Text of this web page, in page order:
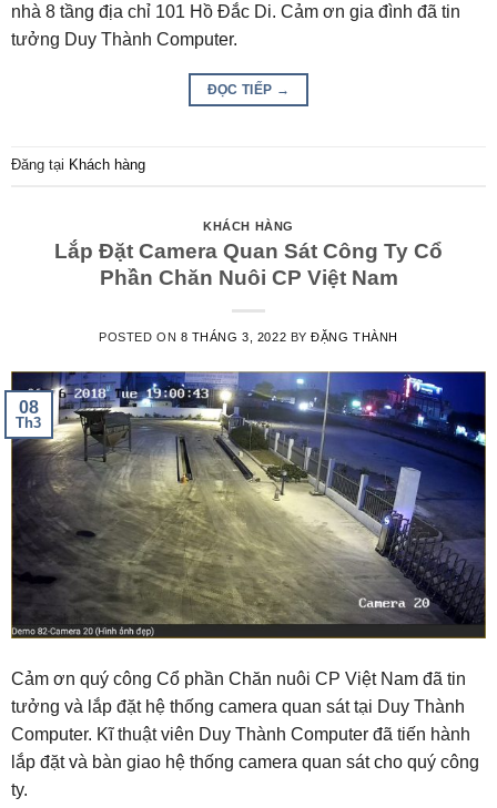
nhà 8 tầng địa chỉ 101 Hồ Đắc Di. Cảm ơn gia đình đã tin
tưởng Duy Thành Computer.
ĐỌC TIẾP →
Đăng tại Khách hàng
KHÁCH HÀNG
Lắp Đặt Camera Quan Sát Công Ty Cổ
Phần Chăn Nuôi CP Việt Nam
POSTED ON 8 THÁNG 3, 2022 BYĐẶNG THÀNH
08
Th3
Cảm ơn quý công Cổ phần Chăn nuôi CP Việt Nam đã tin
tưởng và lắp đặt hệ thống camera quan sát tại Duy Thành
Computer. Kĩ thuật viên Duy Thành Computer đã tiến hành
lắp đặt và bàn giao hệ thống camera quan sát cho quý công
ty.